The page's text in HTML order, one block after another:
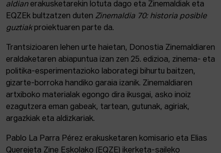
aldianerakusketarekin lotuta dago eta Zinemaldiak eta
EQZEk bultzatzen duten Zinemaldia 70: historia posible
guztiakproiektuaren parte da.
Trantsizioaren lehen urte haietan, Donostia Zinemaldiaren
eraldaketaren abiapuntua izan zen 25. edizioa, zinema- eta
politika-esperimentazioko laborategi bihurtu baitzen,
gizarte-borroka handiko garaia izanik. Zinemaldiaren
artxiboko materialak egongo dira ikusgai, asko inoiz
ezagutzera eman gabeak, tartean, gutunak, agiriak,
argazkiak eta aldizkariak.
Pablo La Parra Pérez erakusketaren komisario eta Elias
Querejeta Zine Eskolako (EQZE) ikerketa-saileko